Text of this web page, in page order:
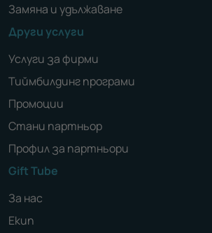
Замяна и удължаване
Други услуги
Услуги за фирми
Тиймбилдинг програми
Промоции
Стани партньор
Профил за партньори
Gift Tube
За нас
Екип